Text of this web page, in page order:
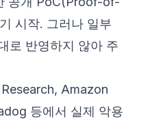
시작. 그러나 일부
로 반영하지 않아 주
Amazon
등에서 실제 악용